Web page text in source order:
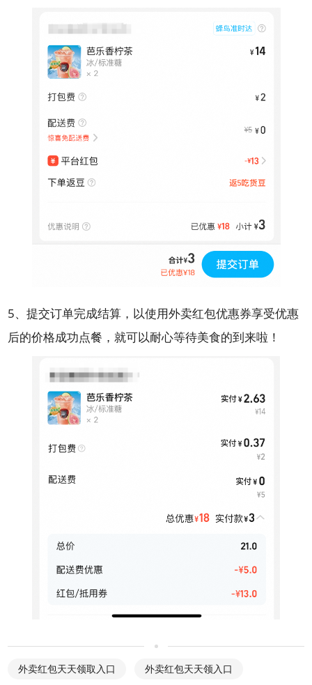
5、提交订单完成结算，以使用外卖红包优惠券享受优惠
后的价格成功点餐，就可以耐心等待美食的到来啦！
外卖红包天天领取入口 外卖红包天天领入口